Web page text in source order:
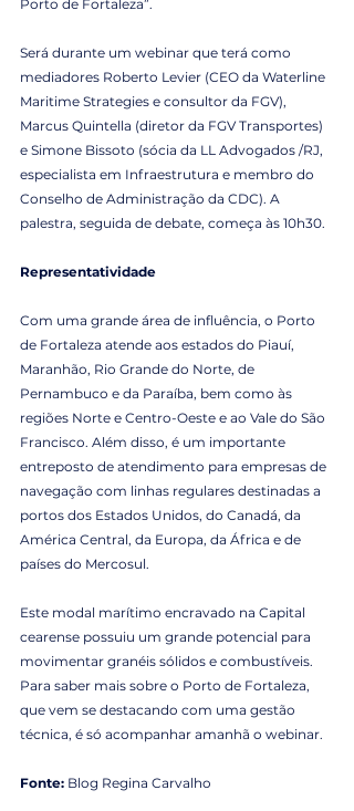
Porto de Fortaleza”.
Será durante um webinar que terá como
mediadores Roberto Levier (CEO da Waterline
Maritime Strategies e consultor da FGV),
Marcus Quintella (diretor da FGV Transportes)
e Simone Bissoto (sócia da LL Advogados /RJ,
especialista em Infraestrutura e membro do
Conselho de Administração da CDC). A
palestra, seguida de debate, começa às 10h30.
Representatividade
Com uma grande área de influência, o Porto
de Fortaleza atende aos estados do Piauí,
Maranhão, Rio Grande do Norte, de
Pernambuco e da Paraíba, bem como às
regiões Norte e Centro-Oeste e ao Vale do São
Francisco. Além disso, é um importante
entreposto de atendimento para empresas de
navegação com linhas regulares destinadas a
portos dos Estados Unidos, do Canadá, da
América Central, da Europa, da África e de
países do Mercosul.
Este modal marítimo encravado na Capital
cearense possuiu um grande potencial para
movimentar granéis sólidos e combustíveis.
Para saber mais sobre o Porto de Fortaleza,
que vem se destacando com uma gestão
técnica, é só acompanhar amanhã o webinar.
Fonte: Blog Regina Carvalho